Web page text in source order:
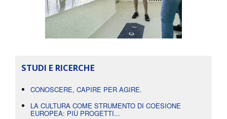
STUDI E RICERCHE
CONOSCERE, CAPIRE PER AGIRE.
LA CULTURA COME STRUMENTO DI COESIONE
EUROPEA: PIÙ PROGETTI...